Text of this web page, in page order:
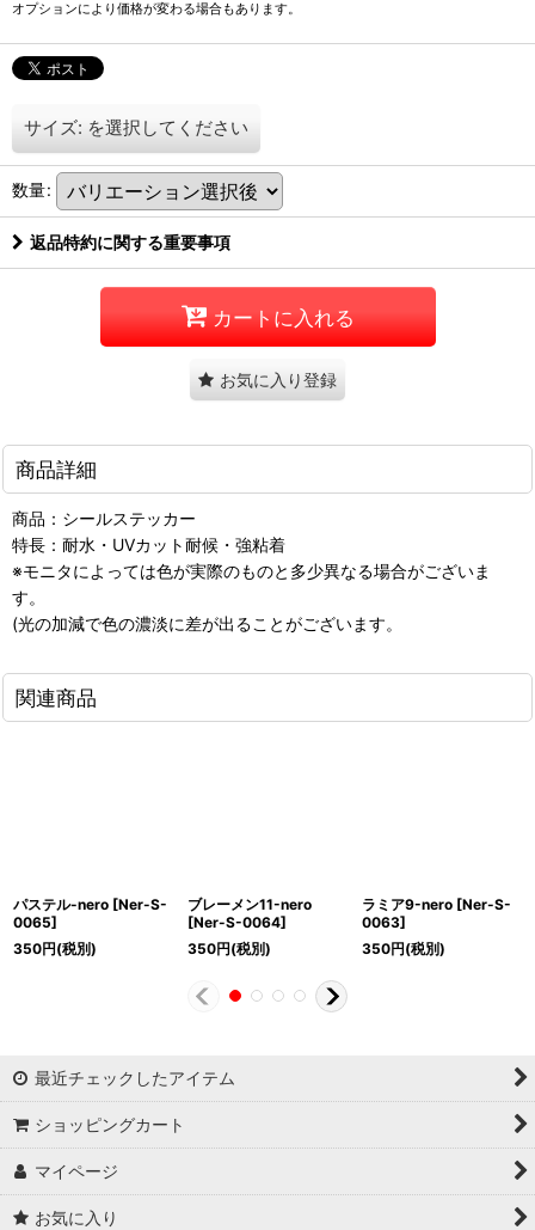
オプションにより価格が変わる場合もあります。
サイズ: を選択してください
数量:
返品特約に関する重要事項
カートに入れる
お気に入り登録
商品詳細
商品：シールステッカー
特長：耐水・UVカット耐候・強粘着
※モニタによっては色が実際のものと多少異なる場合がございま
す。
(光の加減で色の濃淡に差が出ることがございます。
関連商品
パステル-nero [Ner-S-
0065]
350円(税別)
ブレーメン11-nero
[Ner-S-0064]
350円(税別)
ラミア9-nero [Ner-S-
0063]
350円(税別)
最近チェックしたアイテム
ショッピングカート
マイページ
お気に入り